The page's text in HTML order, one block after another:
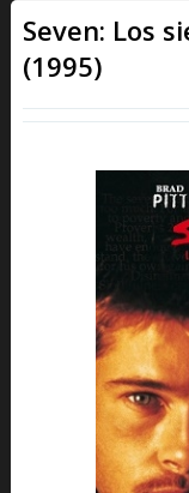
Seven: Los
(1995)